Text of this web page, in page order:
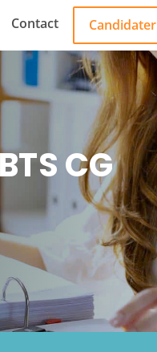
Contact Candidater
CG